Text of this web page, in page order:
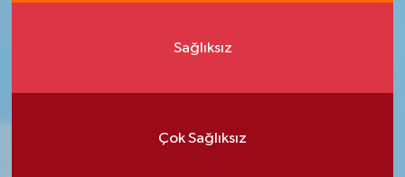
Sağlıksız
Çok Sağlıksız